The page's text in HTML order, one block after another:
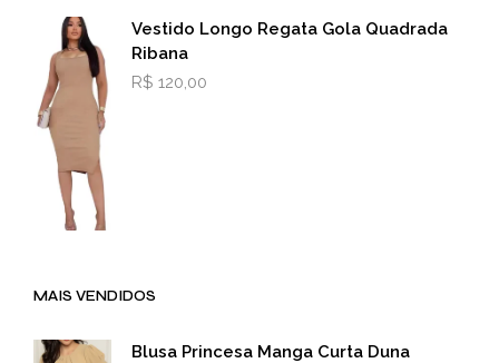
Vestido Longo Regata Gola Quadrada
Ribana
R$ 120,00
MAIS VENDIDOS
Blusa Princesa Manga Curta Duna